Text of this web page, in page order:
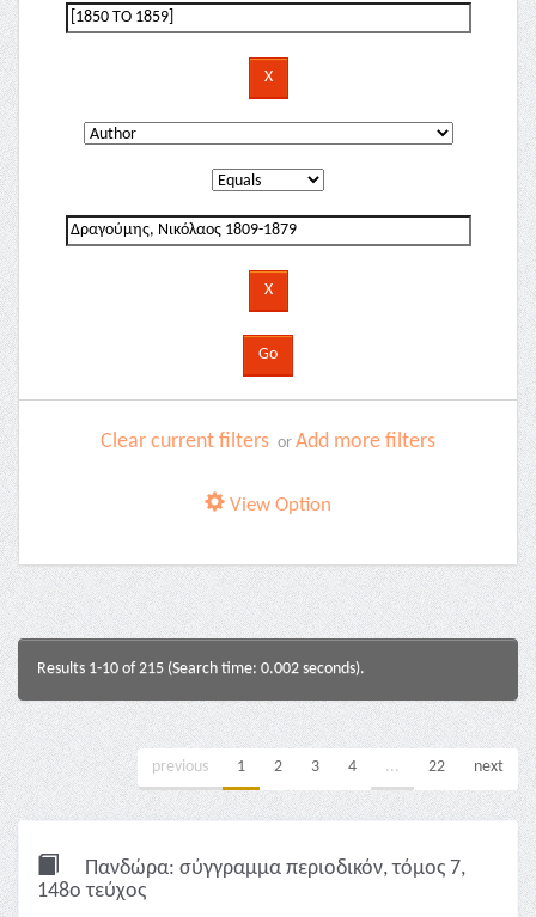
Clear current filters or Add more filters
View Option
Results 1-10 of 215 (Search time: 0.002 seconds).
previous 1 2 3 4 ... 22 next
Πανδώρα: σύγγραμμα περιοδικόν, τόμος 7,
148ο τεύχος